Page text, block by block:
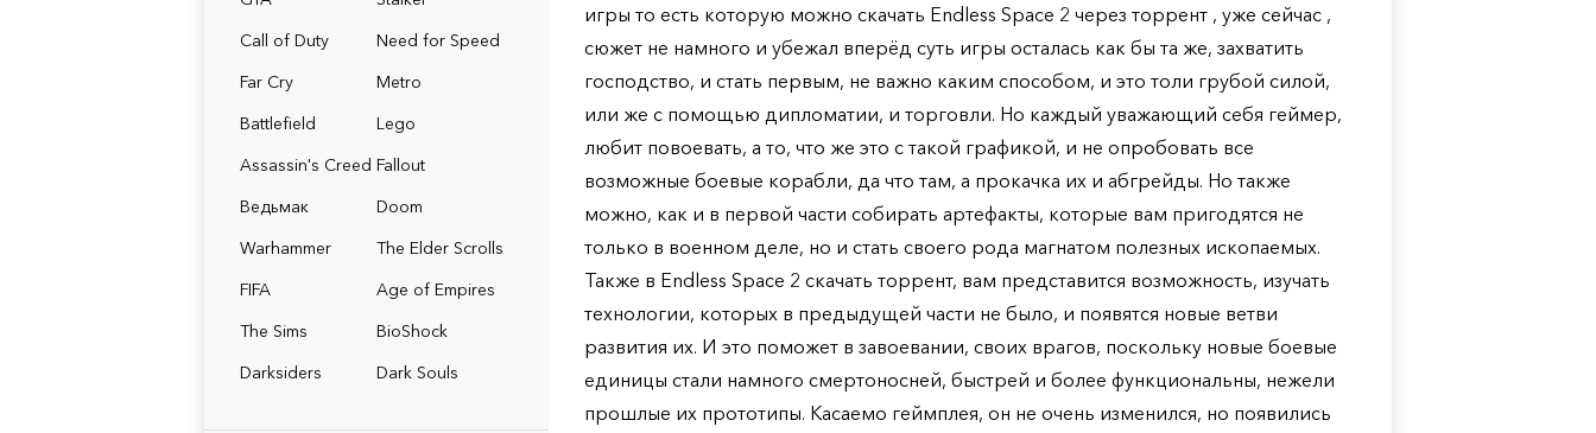
Call of Duty
Need for Speed
Far Cry
Metro
Battlefield
Lego
Assassin's Creed Fallout
Ведьмак
Doom
Warhammer
The Elder Scrolls
FIFA
Age of Empires
The Sims
BioShock
Darksiders
Dark Souls
игры то есть которую можно скачать Endless Space 2 через торрент , уже сейчас ,
сюжет не намного и убежал вперёд суть игры осталась как бы та же, захватить
господство, и стать первым, не важно каким способом, и это толи грубой силой,
или же с помощью дипломатии, и торговли. Но каждый уважающий себя геймер,
любит повоевать, а то, что же это с такой графикой, и не опробовать все
возможные боевые корабли, да что там, а прокачка их и абгрейды. Но также
можно, как и в первой части собирать артефакты, которые вам пригодятся не
только в военном деле, но и стать своего рода магнатом полезных ископаемых.
Также в Endless Space 2 скачать торрент, вам представится возможность, изучать
технологии, которых в предыдущей части не было, и появятся новые ветви
развития их. И это поможет в завоевании, своих врагов, поскольку новые боевые
единицы стали намного смертоносней, быстрей и более функциональны, нежели
прошлые их прототипы. Касаемо геймплея, он не очень изменился, но появились